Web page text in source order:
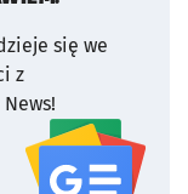
się we
z